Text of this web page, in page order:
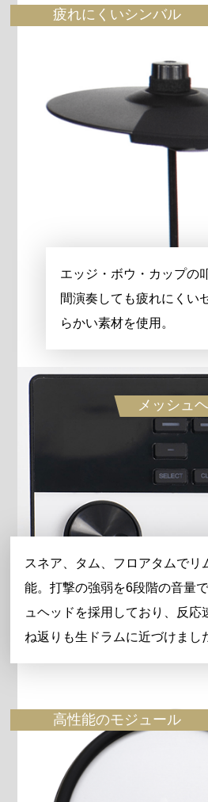
疲れにくいシンバル
エッジ・ボウ・カップの
間演奏しても疲れにくい
らかい素材を使用。
メッシュ
スネア、タム、フロアタムでリ
能。打撃の強弱を6段階の音量
ュヘッドを採用しており、反応
ね返りも生ドラムに近づけまし
高性能のモジュール